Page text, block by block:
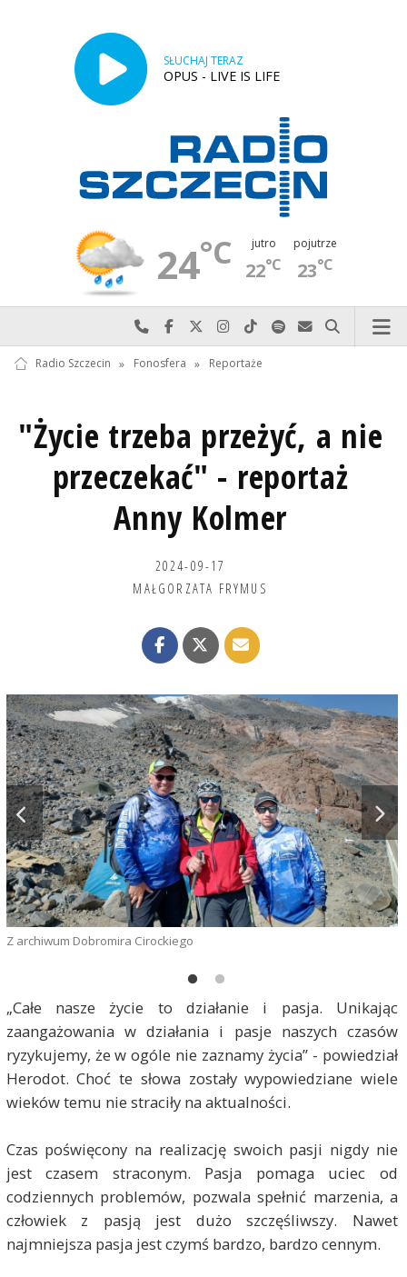
SŁUCHAJ TERAZ
OPUS - LIVE IS LIFE
24°C jutro
22°C
pojutrze
23°C
Najlepiej po prostu do nas zadzwoń
Odwiedź nas na Facebook-u
Odwiedź nas na X
Odwiedź nas na Instagram-ie
Odwiedź nas na TikTok-u
Szukaj nas na Spotify
Wyślij do nas
Szukaj
Radio Szczecin » Fonosfera » Reportaże
"Życie trzeba przeżyć, a nie
przeczekać" - reportaż
Anny Kolmer
2024-09-17
MAŁGORZATA FRYMUS
Z archiwum Dobromira Cirockiego
„Całe nasze życie to działanie i pasja. Unikając
zaangażowania w działania i pasje naszych czasów
ryzykujemy, że w ogóle nie zaznamy życia” - powiedział
Herodot. Choć te słowa zostały wypowiedziane wiele
wieków temu nie straciły na aktualności.
Czas poświęcony na realizację swoich pasji nigdy nie
jest czasem straconym. Pasja pomaga uciec od
codziennych problemów, pozwala spełnić marzenia, a
człowiek z pasją jest dużo szczęśliwszy. Nawet
najmniejsza pasja jest czymś bardzo, bardzo cennym.